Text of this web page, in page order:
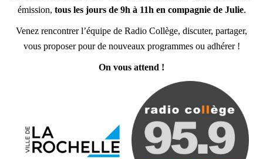
émission, tous les jours de 9h à 11h en compagnie de Julie.
Venez rencontrer l’équipe de Radio Collège, discuter, partager,
vous proposer pour de nouveaux programmes ou adhérer !
On vous attend !